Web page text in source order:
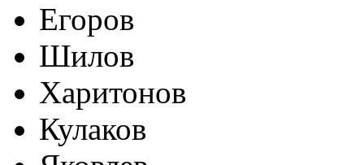
Егоров
Шилов
Харитонов
Кулаков